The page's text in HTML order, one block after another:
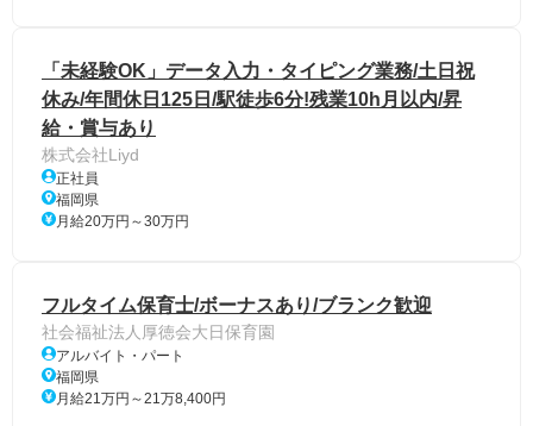
「未経験OK」データ入力・タイピング業務/土日祝
休み/年間休日125日/駅徒歩6分!残業10h月以内/昇
給・賞与あり
株式会社Liyd
正社員
福岡県
月給20万円～30万円
フルタイム保育士/ボーナスあり/ブランク歓迎
社会福祉法人厚徳会大日保育園
アルバイト・パート
福岡県
月給21万円～21万8,400円